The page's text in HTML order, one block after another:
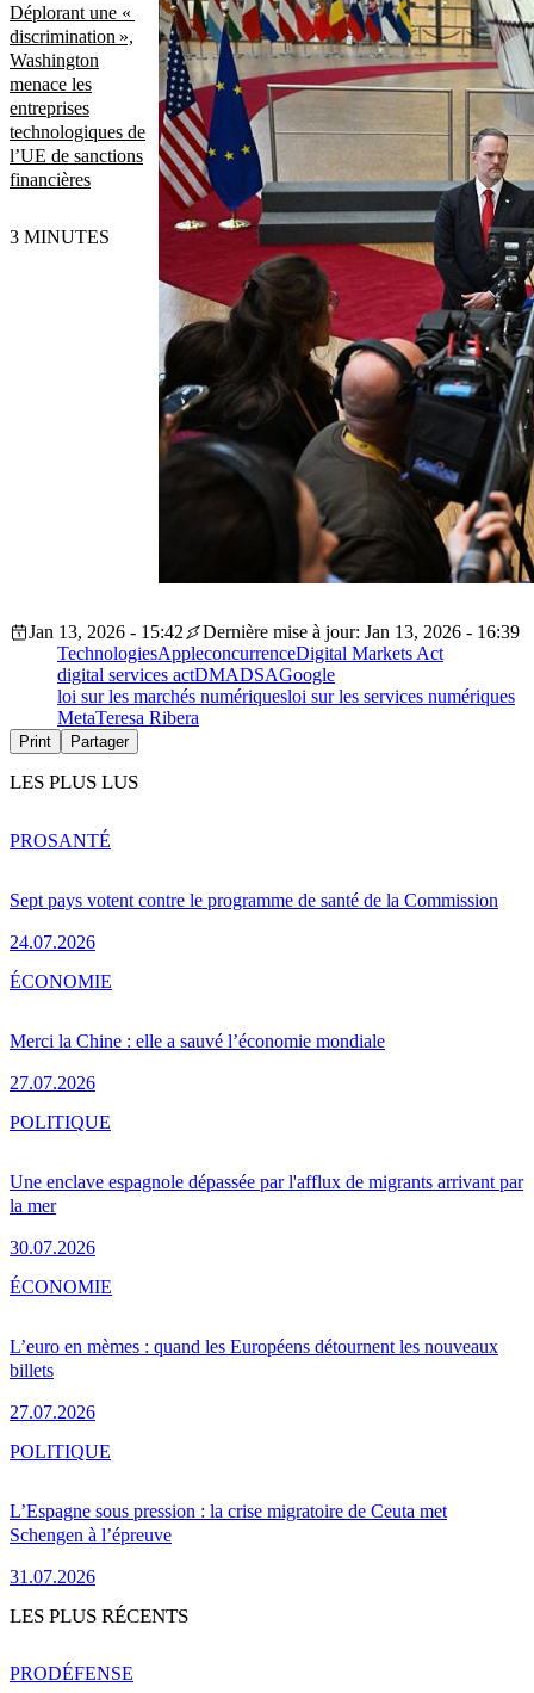
Déplorant une «
discrimination »,
Washington
menace les
entreprises
technologiques de
l’UE de sanctions
financières
3 MINUTES
Jan 13, 2026 - 15:42
Dernière mise à jour: Jan 13, 2026 - 16:39
TechnologiesAppleconcurrenceDigital Markets Act
digital services actDMADSAGoogle
loi sur les marchés numériquesloi sur les services numériques
MetaTeresa Ribera
Print Partager
LES PLUS LUS
Sept pays votent contre le programme de santé de la Commission
24.07.2026
PROSANTÉ
Merci la Chine : elle a sauvé l’économie mondiale
27.07.2026
ÉCONOMIE
Une enclave espagnole dépassée par l'afflux de migrants arrivant par
la mer
30.07.2026
POLITIQUE
L’euro en mèmes : quand les Européens détournent les nouveaux
billets
27.07.2026
ÉCONOMIE
L’Espagne sous pression : la crise migratoire de Ceuta met
Schengen à l’épreuve
31.07.2026
POLITIQUE
LES PLUS RÉCENTS
PRODÉFENSE